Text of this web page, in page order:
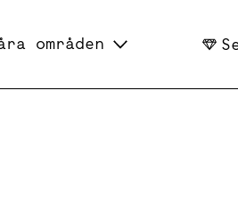
områden